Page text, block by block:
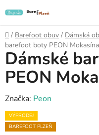
na
obsah
Domů
/ Barefoot obuv / Dámská
barefoot boty PEON
Dámské
PEON
Značka: Peon
VÝPRODEJ
BAREFOOT PLZEŇ